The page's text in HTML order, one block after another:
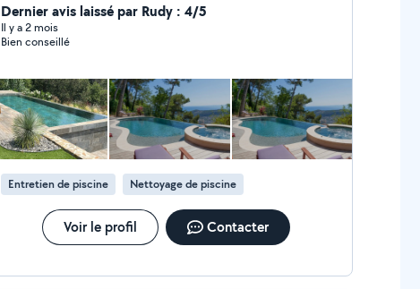
etc ) je touche à tous je reste à vos dispositions pour
toute demande. Bien cordialement
Dernier avis laissé par Rudy : 4/5
Il y a 2 mois
Bien conseillé
Entretien de piscine Nettoyage de piscine
Voir le profil Contacter